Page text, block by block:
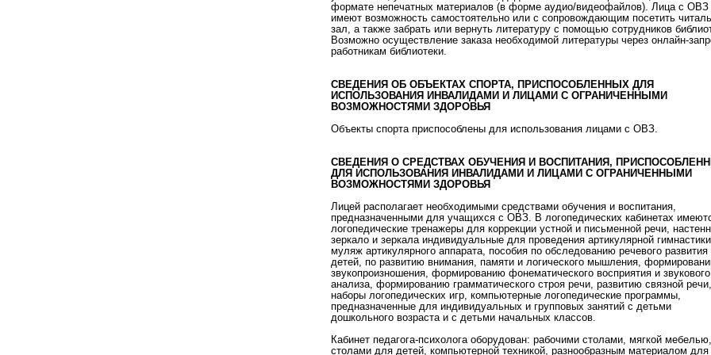
https://forms.yandex.ru/u/6a2fb2ae90fa7bd496a30672
https://forms.yandex.ru/u/6a2fc38749af47aeb374e6d0
формате непечатных материалов (в форме аудио/видеофайлов). Лица с ОВЗ
имеют возможность самостоятельно или с сопровождающим посетить
зал, а также забрать или вернуть литературу с помощью сотрудников
Возможно осуществление заказа необходимой литературы через онлайн-
работникам библиотеки.
СВЕДЕНИЯ ОБ ОБЪЕКТАХ СПОРТА, ПРИСПОСОБЛЕННЫХ ДЛЯ
ИСПОЛЬЗОВАНИЯ ИНВАЛИДАМИ И ЛИЦАМИ С ОГРАНИЧЕННЫМИ
ВОЗМОЖНОСТЯМИ ЗДОРОВЬЯ
Объекты спорта приспособлены для использования лицами с ОВЗ.
СВЕДЕНИЯ О СРЕДСТВАХ ОБУЧЕНИЯ И ВОСПИТАНИЯ,
ДЛЯ ИСПОЛЬЗОВАНИЯ ИНВАЛИДАМИ И ЛИЦАМИ С ОГРАНИЧЕННЫМИ
ВОЗМОЖНОСТЯМИ ЗДОРОВЬЯ
Лицей располагает необходимыми средствами обучения и воспитания,
предназначенными для учащихся с ОВЗ. В логопедических кабинетах
логопедические тренажеры для коррекции устной и письменной речи,
зеркало и зеркала индивидуальные для проведения артикулярной
муляж артикулярного аппарата, пособия по обследованию речевого развития
детей, по развитию внимания, памяти и логического мышления,
звукопроизношения, формированию фонематического восприятия и звукового
анализа, формированию грамматического строя речи, развитию связной речи,
наборы логопедических игр, компьютерные логопедические программы,
предназначенные для индивидуальных и групповых занятий с детьми
дошкольного возраста и с детьми начальных классов.
Кабинет педагога-психолога оборудован: рабочими столами, мягкой мебелью,
столами для детей, компьютерной техникой, разнообразным материалом для